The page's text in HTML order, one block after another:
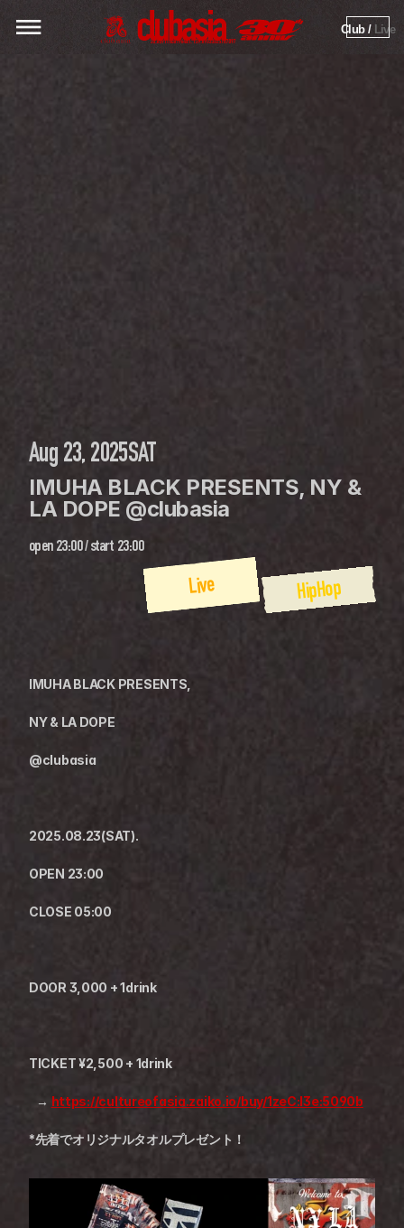
Club / Live
Aug 23, 2025SAT
IMUHA BLACK PRESENTS, NY &
LA DOPE @clubasia
open 23:00 / start 23:00
HipHop
Live
IMUHA BLACK PRESENTS,
NY & LA DOPE
@clubasia
2025.08.23(SAT).
OPEN 23:00
CLOSE 05:00
DOOR 3,000 + 1drink
TICKET ¥2,500 + 1drink
→ https://cultureofasia.zaiko.io/buy/1zeC:I3e:5090b
*先着でオリジナルタオルプレゼント！